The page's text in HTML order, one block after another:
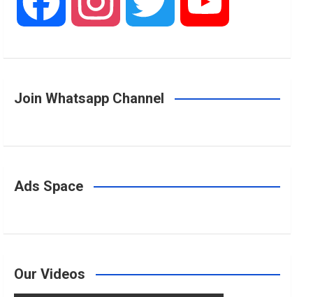
c
e
s
t
i
t
u
T
Join Whatsapp Channel
Ads Space
Our Videos